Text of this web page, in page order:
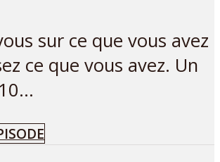
sur ce que vous avez
ce que vous avez. Un